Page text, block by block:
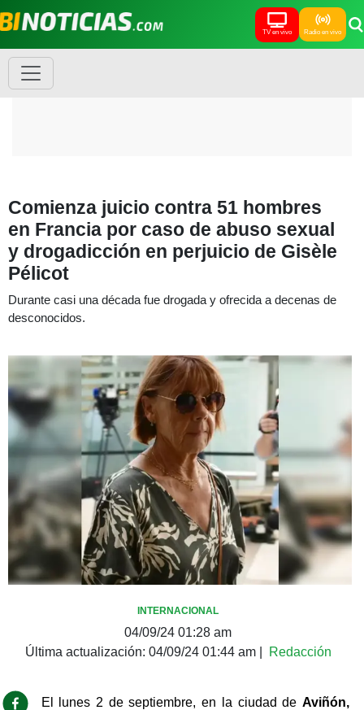
TV en vivo Radio en vivo
Comienza juicio contra 51 hombres
en Francia por caso de abuso sexual
y drogadicción en perjuicio de Gisèle
Pélicot
Durante casi una década fue drogada y ofrecida a decenas de
desconocidos.
INTERNACIONAL
04/09/24 01:28 am
Última actualización: 04/09/24 01:44 am| Redacción
El lunes 2 de septiembre, en la ciudad de Aviñón,